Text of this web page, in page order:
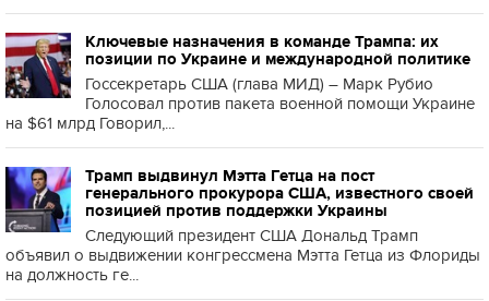
Ключевые назначения в команде Трампа: их
позиции по Украине и международной политике
Госсекретарь США (глава МИД) – Марк Рубио
Голосовал против пакета военной помощи Украине
на $61 млрд Говорил,...
Трамп выдвинул Мэтта Гетца на пост
генерального прокурора США, известного своей
позицией против поддержки Украины
Следующий президент США Дональд Трамп
объявил о выдвижении конгрессмена Мэтта Гетца из Флориды
на должность ге...